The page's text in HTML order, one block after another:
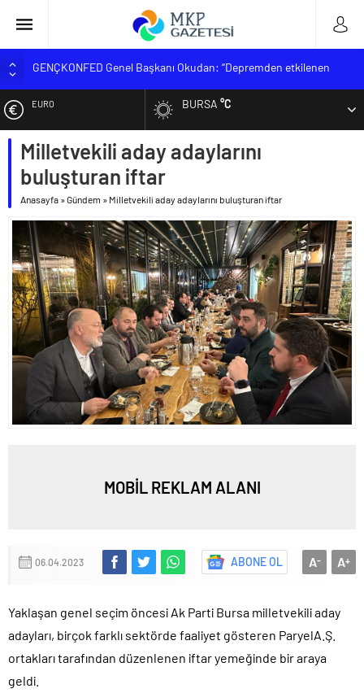
GENÇKONFED Genel Başkanı Okudan: “Depremden etkilenen
öğrencilere yüzde 25 ek kontenjan kararı uygulanmalı”
Zorlu TÖRE ‘Şehitlerimizi Rahmetle Anıyorum’
MUSTAFAKEMALPAŞA MESLEK YÜKSEKOKULU YENİ
ÖĞRENCİLERİNİ BEKLİYOR
BİK Genel Müdürü Erkılınç; ‘Sahte trafik akışına müsaade
etmeyeceğiz’
KGK hedef büyüttü
EURO
ALTIN
BİST
DOLAR
BURSA°C
Milletvekili aday adaylarını
buluşturan iftar
Anasayfa »Gündem » Milletvekili aday adaylarını buluşturan iftar
MOBİL REKLAM ALANI
A+
A-
06.04.2023 ABONE OL
Yaklaşan genel seçim öncesi Ak Parti Bursa milletvekili aday
adayları, birçok farklı sektörde faaliyet gösteren ParyelA.Ş.
ortakları tarafından düzenlenen iftar yemeğinde bir araya
geldi.